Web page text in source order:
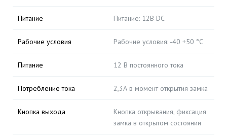
Питание Питание: 12В DC
Рабочие условия Рабочие условия: -40 +50 °С
Питание 12 В постоянного тока
Потребление тока 2,3А в момент открытия замка
Кнопка выхода
Кнопка открывания, фиксация
замка в открытом состоянии